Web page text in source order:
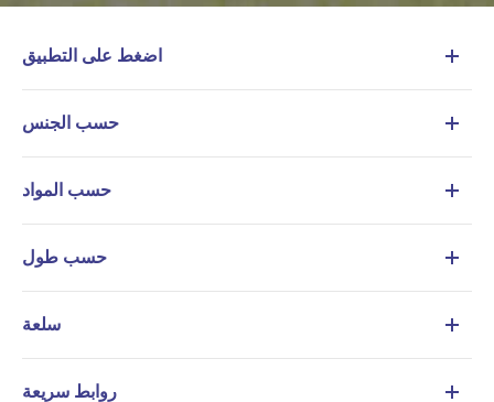
اضغط على التطبيق
حسب الجنس
حسب المواد
حسب طول
سلعة
روابط سريعة